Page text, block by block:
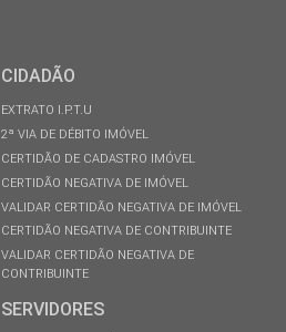
CIDADÃO
EXTRATO I.P.T.U
2ª VIA DE DÉBITO IMÓVEL
CERTIDÃO DE CADASTRO IMÓVEL
CERTIDÃO NEGATIVA DE IMÓVEL
VALIDAR CERTIDÃO NEGATIVA DE IMÓVEL
CERTIDÃO NEGATIVA DE CONTRIBUINTE
VALIDAR CERTIDÃO NEGATIVA DE
CONTRIBUINTE
SERVIDORES